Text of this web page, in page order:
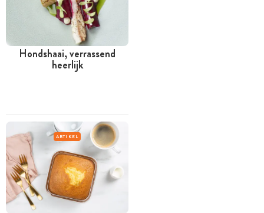
Hondshaai, verrassend
heerlijk
ARTIKEL